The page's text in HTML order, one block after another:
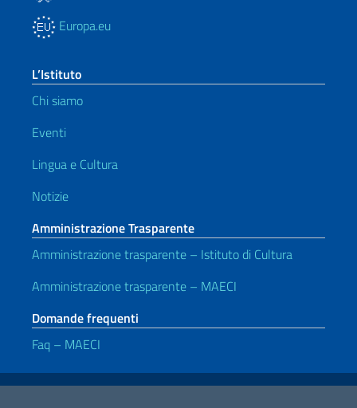
Europa.eu
L’Istituto
Chi siamo
Eventi
Lingua e Cultura
Notizie
Amministrazione Trasparente
Amministrazione trasparente – Istituto di Cultura
Amministrazione trasparente – MAECI
Domande frequenti
Faq – MAECI
Link Utili